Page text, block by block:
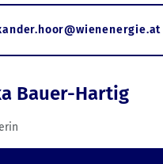
Bauer-Hartig